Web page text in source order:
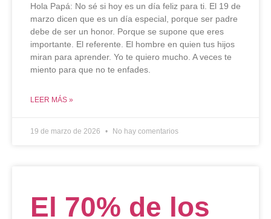
Hola Papá: No sé si hoy es un día feliz para ti. El 19 de
marzo dicen que es un día especial, porque ser padre
debe de ser un honor. Porque se supone que eres
importante. El referente. El hombre en quien tus hijos
miran para aprender. Yo te quiero mucho. A veces te
miento para que no te enfades.
LEER MÁS »
19 de marzo de 2026 No hay comentarios
El 70% de los